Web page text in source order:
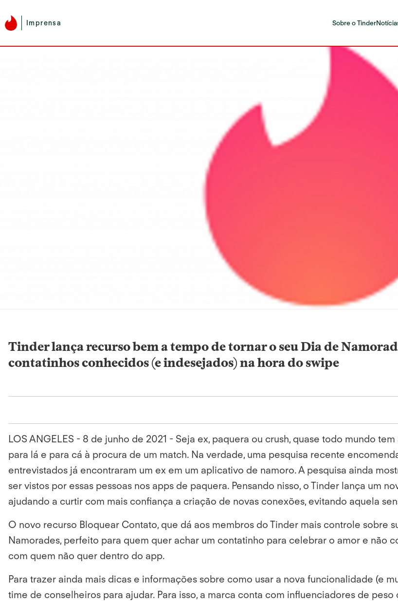
Imprensa Sobre o Tinder
Tinder lança recurso bem a tempo de tornar o seu Dia de
contatinhos conhecidos (e indesejados) na hora do swipe
LOS ANGELES - 8 de junho de 2021 - Seja ex, paquera ou crush, quase todo mundo
para lá e para cá à procura de um match. Na verdade, uma pesquisa recente
entrevistados já encontraram um ex em um aplicativo de namoro. A pesquisa ainda
ser vistos por essas pessoas nos apps de paquera. Pensando nisso, o Tinder lança um
ajudando a curtir com mais confiança a criação de novas conexões, evitando aquela
O novo recurso Bloquear Contato, que dá aos membros do Tinder mais controle sobre
Namorades, perfeito para quem quer achar um contatinho para celebrar o amor e não
com quem não quer dentro do app.
Para trazer ainda mais dicas e informações sobre como usar a nova funcionalidade (e
time de conselheiros para ajudar. Para isso, a marca conta com influenciadores de